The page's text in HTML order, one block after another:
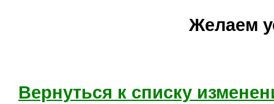
Желаем
Вернуться к списку